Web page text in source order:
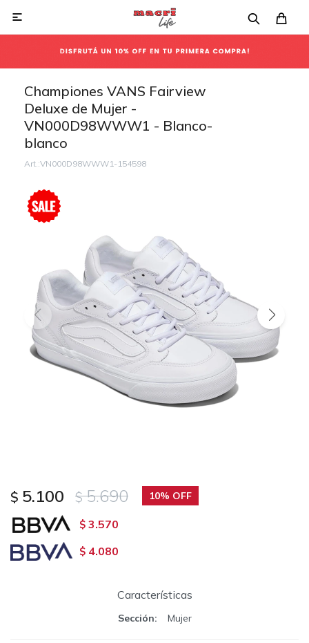

Championes VANS Fairview
Deluxe de Mujer -
VN000D98WWW1 - Blanco-
blanco
VN000D98WWW1-154598
$ 5.100 $ 5.690 10
$ 3.570
$ 4.080
Características
Sección Mujer